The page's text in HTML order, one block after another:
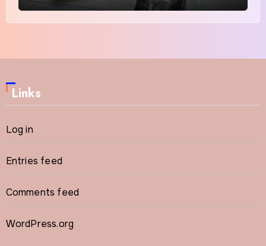
Links
Log in
Entries feed
Comments feed
WordPress.org